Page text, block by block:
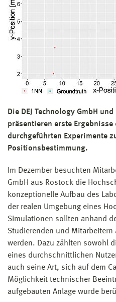
Die DEJ Technology GmbH
präsentieren erste Ergebnisse
durchgeführten Experimente
Positionsbestimmung.
Im Dezember besuchten
GmbH aus Rostock die
konzeptionelle Aufbau des
der realen Umgebung eines
Simulationen sollten anhand
Studierenden und Mitarbeitern
werden. Dazu zählten sowohl
eines durchschnittlichen
auch seine Art, sich auf dem
Möglichkeit technischer
aufgebauten Anlage wurde